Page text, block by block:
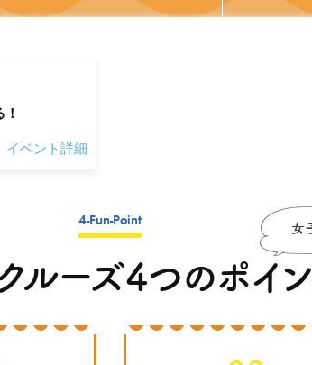
イベント詳細
4-Fun-Point
ルーズ4つのポイ